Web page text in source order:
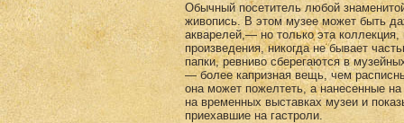
Обычный посетитель любой
живопись. В этом музее может быть
акварелей,— но только эта
произведения, никогда не бывает
папки, ревниво сберегаются в
— более капризная вещь, чем
она может пожелтеть, а нанесенные
на временных выставках музеи и
приехавшие на гастроли.